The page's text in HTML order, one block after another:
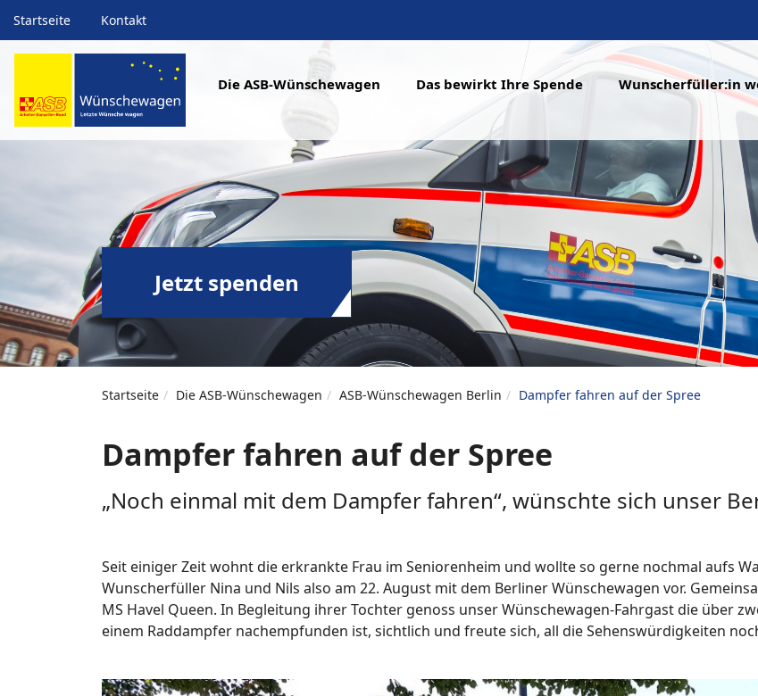
Startseite Kontakt
Die ASB-Wünschewagen Das bewirkt Ihre Spende Wunscherfüller:in
Jetzt spenden
Startseite Die ASB-Wünschewagen ASB-Wünschewagen Berlin Dampfer fahren auf der Spree
Dampfer fahren auf der Spree
„Noch einmal mit dem Dampfer fahren“, wünschte sich unser
Seit einiger Zeit wohnt die erkrankte Frau im Seniorenheim und wollte so gerne nochmal aufs
Wunscherfüller Nina und Nils also am 22. August mit dem Berliner Wünschewagen vor.
MS Havel Queen. In Begleitung ihrer Tochter genoss unser Wünschewagen-Fahrgast die über
einem Raddampfer nachempfunden ist, sichtlich und freute sich, all die Sehenswürdigkeiten